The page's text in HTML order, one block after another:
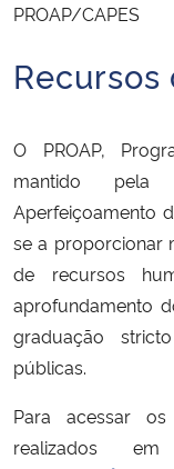
Ministério da Infraestrutura
Ministério da Agricultura,
Ministério da Educação
Ministério da Cidadania
Ministério da Saúde
Ministério da Ciência,
PROAP/CAPES
Início do conteúdo
Recursos
O PROAP,
mantido pela
Aperfeiçoamento
se a proporcionar
de recursos
aprofundamento
graduação
públicas.
Para acessar
realizados